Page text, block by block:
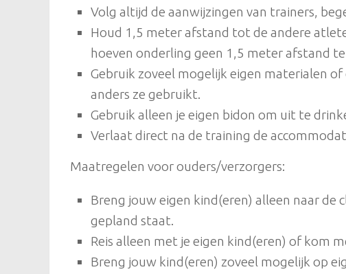
Volg altijd de aanwijzingen van trainers,
Houd 1,5 meter afstand tot de andere
hoeven onderling geen 1,5 meter afstand
Gebruik zoveel mogelijk eigen materialen
anders ze gebruikt.
Gebruik alleen je eigen bidon om uit te
Verlaat direct na de training de
Maatregelen voor ouders/verzorgers:
Breng jouw eigen kind(eren) alleen naar de
gepland staat.
Reis alleen met je eigen kind(eren) of kom
Breng jouw kind(eren) zoveel mogelijk op